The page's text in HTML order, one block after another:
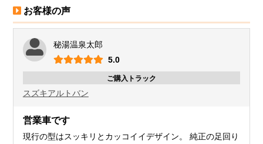
お客様の声
秘湯温泉太郎
5.0
ご購入トラック
スズキアルトバン
営業車です
現行の型はスッキリとカッコイイデザイン。 純正の足回り